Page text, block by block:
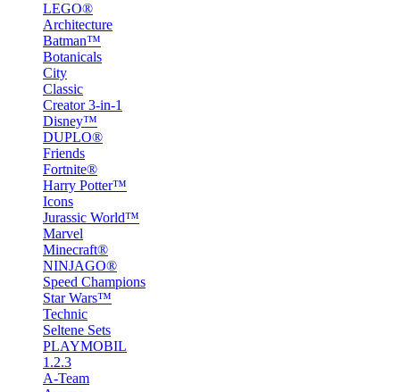
LEGO®
Architecture
Batman™
Botanicals
City
Classic
Creator 3-in-1
Disney™
DUPLO®
Friends
Fortnite®
Harry Potter™
Icons
Jurassic World™
Marvel
Minecraft®
NINJAGO®
Speed Champions
Star Wars™
Technic
Seltene Sets
PLAYMOBIL
1.2.3
A-Team